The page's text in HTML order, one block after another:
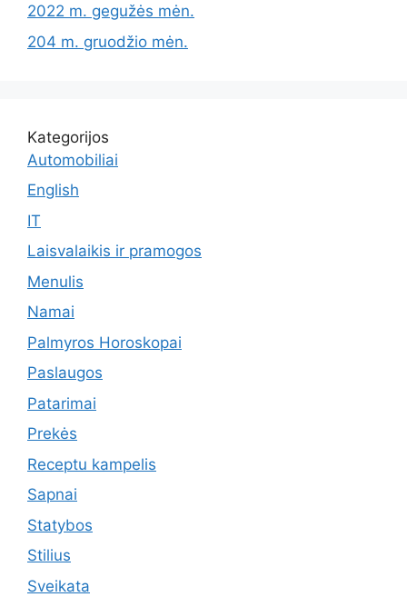
2022 m. gegužės mėn.
204 m. gruodžio mėn.
Kategorijos
Automobiliai
English
IT
Laisvalaikis ir pramogos
Menulis
Namai
Palmyros Horoskopai
Paslaugos
Patarimai
Prekės
Receptu kampelis
Sapnai
Statybos
Stilius
Sveikata